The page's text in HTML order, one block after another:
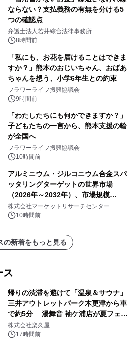
ならない？支払義務の有無を分ける5
つの確認点
弁護士法人若井綜合法律事務所
8時間前
「私にも、お花を届けることはできま
すか？」熊本のおじいちゃん、おばあ
ちゃんを想う、小学6年生との約束
フラワーライフ振興協議会
9時間前
「わたしたちにも何かできますか？」
子どもたちの一言から、熊本支援の輪
が全国へ
フラワーライフ振興協議会
10時間前
アルミニウム・ジルコニウム合金スパ
ッタリングターゲットの世界市場
（2026年～2032年）、市場規模
（0.995、0.999、その他）・分析レポ
ートを発表
株式会社マーケットリサーチセンター
10時間前
の新着をもっと見る
ス
帰りの渋滞を避けて「温泉＆サウナ」
三井アウトレットパーク木更津から車
で約5分 湯舞音 袖ケ浦店が夏フェア
メニューを提供
株式会社楽久屋
17時間前